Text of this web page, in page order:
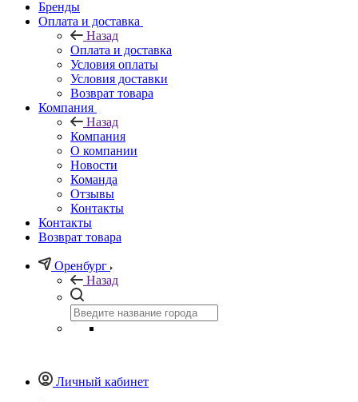
Бренды
Оплата и доставка
Назад
Оплата и доставка
Условия оплаты
Условия доставки
Возврат товара
Компания
Назад
Компания
О компании
Новости
Команда
Отзывы
Контакты
Контакты
Возврат товара
Оренбург
Назад
Личный кабинет